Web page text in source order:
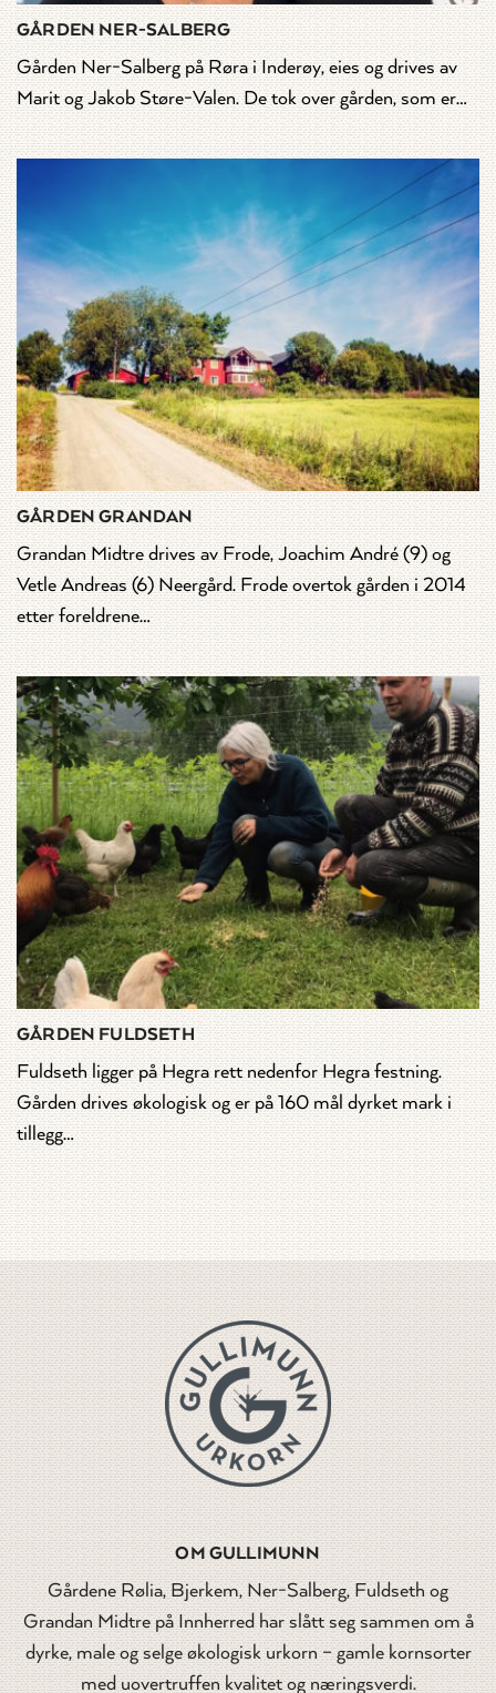
GÅRDEN NER-SALBERG
Gården Ner-Salberg på Røra i Inderøy, eies og drives av
Marit og Jakob Støre-Valen. De tok over gården, som er…
GÅRDEN GRANDAN
Grandan Midtre drives av Frode, Joachim André (9) og
Vetle Andreas (6) Neergård. Frode overtok gården i 2014
etter foreldrene…
GÅRDEN FULDSETH
Fuldseth ligger på Hegra rett nedenfor Hegra festning.
Gården drives økologisk og er på 160 mål dyrket mark i
tillegg…
OM GULLIMUNN
Gårdene Rølia, Bjerkem, Ner-Salberg, Fuldseth og
Grandan Midtre på Innherred har slått seg sammen om å
dyrke, male og selge økologisk urkorn – gamle kornsorter
med uovertruffen kvalitet og næringsverdi.